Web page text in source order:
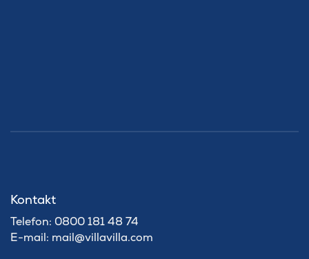
Kontakt
Telefon: 0800 181 48 74
E-mail: mail@villavilla.com